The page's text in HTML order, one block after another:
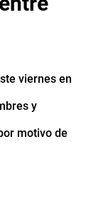
viernes en
y
motivo de